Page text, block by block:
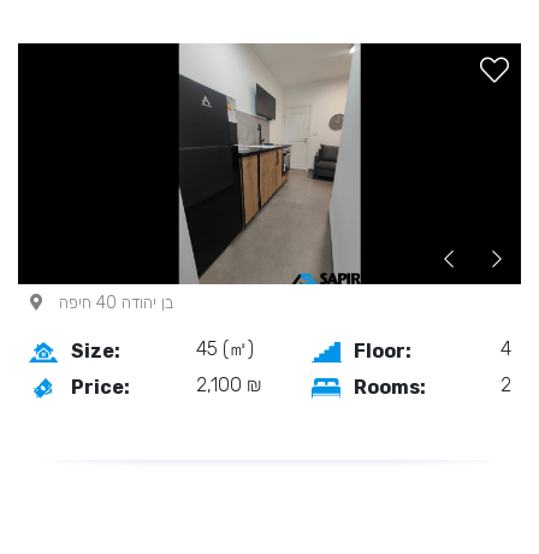
בן יהודה 40 חיפה
Size: 45 (㎡) Floor:
4
Price:
2,100 ₪ Rooms: 2